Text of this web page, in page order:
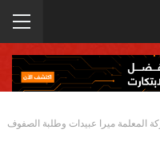
المعلمة ميرا عبيدات وطلبة الصفوف